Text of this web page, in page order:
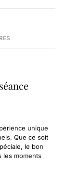
unique
Que ce soit
le bon
les moments